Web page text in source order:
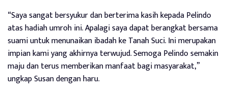
“Saya sangat bersyukur dan berterima kasih kepada Pelindo
atas hadiah umroh ini. Apalagi saya dapat berangkat bersama
suami untuk menunaikan ibadah ke Tanah Suci. Ini merupakan
impian kami yang akhirnya terwujud. Semoga Pelindo semakin
maju dan terus memberikan manfaat bagi masyarakat,”
ungkap Susan dengan haru.